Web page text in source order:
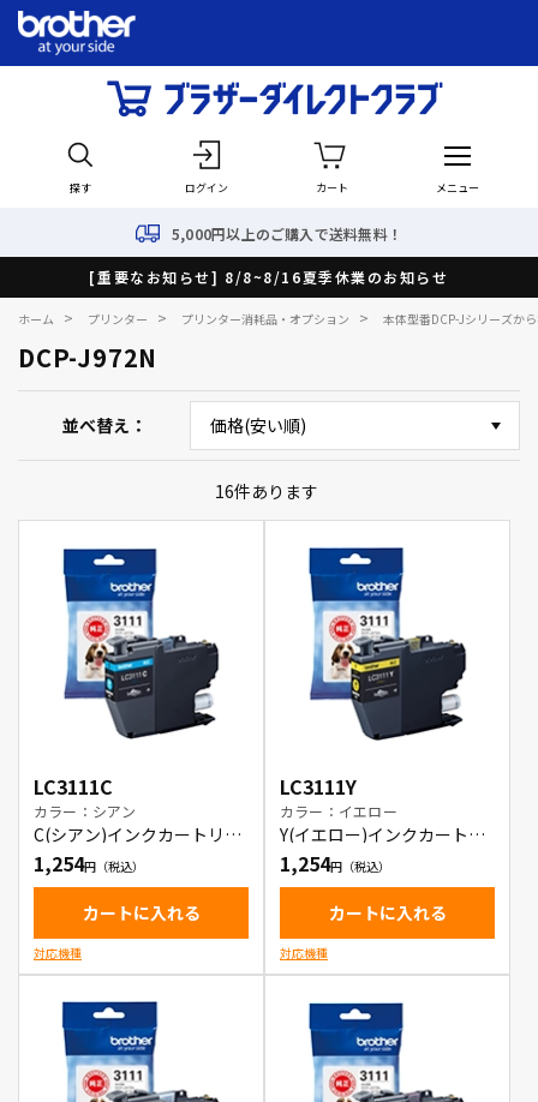
探す ログイン カート メニュー
5,000円以上のご購入で送料無料！
[重要なお知らせ] 8/8~8/16夏季休業のお知らせ
ホーム > プリンター > プリンター消耗品・オプション > 本体型番DCP-Jシリーズか
DCP-J972N
並べ替え
16件あります
LC3111C
カラー：シアン
C(シアン)インクカートリッ
ジ
1,254
カートに入れる
対応機種
LC3111Y
カラー：イエロー
Y(イエロー)インクカートリ
ッジ
1,254
カートに入れる
対応機種